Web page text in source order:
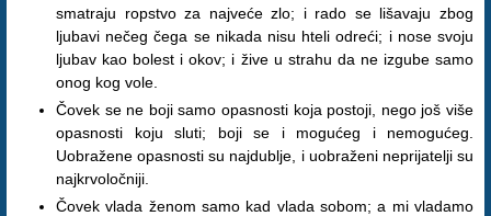
smatraju ropstvo za najveće zlo; i rado se lišavaju zbog
ljubavi nečeg čega se nikada nisu hteli odreći; i nose svoju
ljubav kao bolest i okov; i žive u strahu da ne izgube samo
onog kog vole.
Čovek se ne boji samo opasnosti koja postoji, nego još više
opasnosti koju sluti; boji se i mogućeg i nemogućeg.
Uobražene opasnosti su najdublje, i uobraženi neprijatelji su
najkrvoločniji.
Čovek vlada ženom samo kad vlada sobom; a mi vladamo